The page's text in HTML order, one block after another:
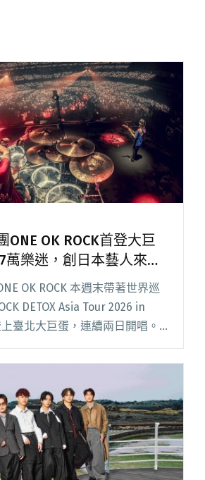
ONE OK ROCK首登大巨
萬樂迷，創日本藝人來台
OK ROCK 本週末帶著世界巡
DETOX Asia Tour 2026 in
臺北大巨蛋，連續兩日開唱。
本藝人於臺北大巨蛋舉辦專場演
成為閱讀全文 "日本搖滾天團
房紀錄"